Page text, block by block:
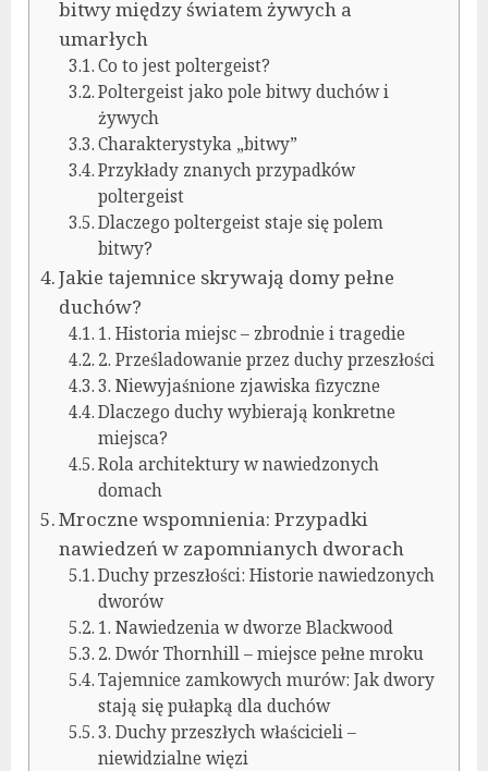
bitwy między światem żywych a
umarłych
Co to jest poltergeist?
Poltergeist jako pole bitwy duchów i
żywych
Charakterystyka „bitwy”
Przykłady znanych przypadków
poltergeist
Dlaczego poltergeist staje się polem
bitwy?
Jakie tajemnice skrywają domy pełne
duchów?
1. Historia miejsc – zbrodnie i tragedie
2. Prześladowanie przez duchy przeszłości
3. Niewyjaśnione zjawiska fizyczne
Dlaczego duchy wybierają konkretne
miejsca?
Rola architektury w nawiedzonych
domach
Mroczne wspomnienia: Przypadki
nawiedzeń w zapomnianych dworach
Duchy przeszłości: Historie nawiedzonych
dworów
1. Nawiedzenia w dworze Blackwood
2. Dwór Thornhill – miejsce pełne mroku
Tajemnice zamkowych murów: Jak dwory
stają się pułapką dla duchów
3. Duchy przeszłych właścicieli –
niewidzialne więzi